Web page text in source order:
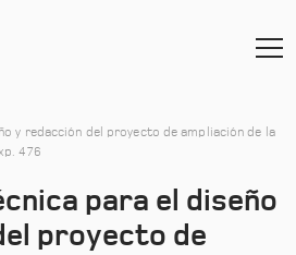
y redacción del proyecto de ampliación de la
476
para el diseño
proyecto de